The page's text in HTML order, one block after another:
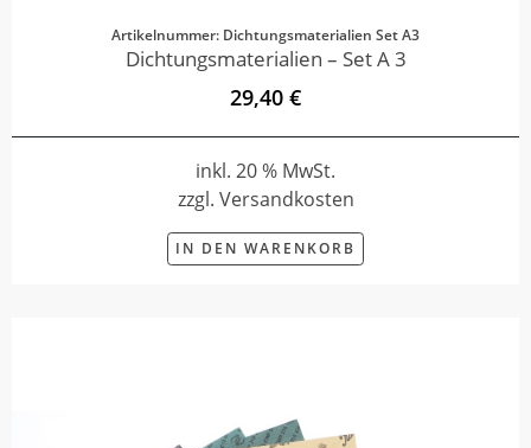
Artikelnummer: Dichtungsmaterialien Set A3
Dichtungsmaterialien – Set A 3
29,40 €
inkl. 20 % MwSt.
zzgl. Versandkosten
IN DEN WARENKORB